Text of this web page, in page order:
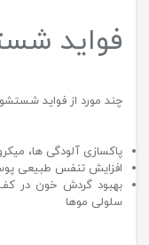
فواید
چند مورد از فواید
پاکسازی آلودگی ها،
افزایش تنفس طبیعی
بهبود گردش خون در
سلولی موها